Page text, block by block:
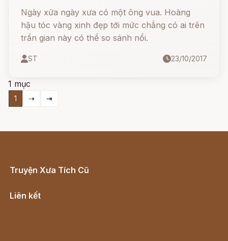
Ngày xửa ngày xưa có một ông vua. Hoàng
hậu tóc vàng xinh đẹp tới mức chẳng có ai trên
trần gian này có thể so sánh nổi.
ST 23/10/2017
1 mục
1 ⇢ ⇥
Truyện Xưa Tích Cũ
Liên kết